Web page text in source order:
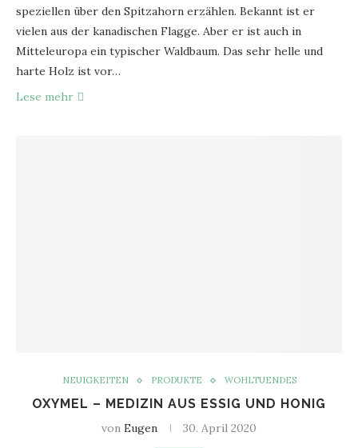
speziellen über den Spitzahorn erzählen. Bekannt ist er
vielen aus der kanadischen Flagge. Aber er ist auch in
Mitteleuropa ein typischer Waldbaum. Das sehr helle und
harte Holz ist vor…
Lese mehr
NEUIGKEITEN PRODUKTE WOHLTUENDES
OXYMEL – MEDIZIN AUS ESSIG UND HONIG
von Eugen 30. April 2020